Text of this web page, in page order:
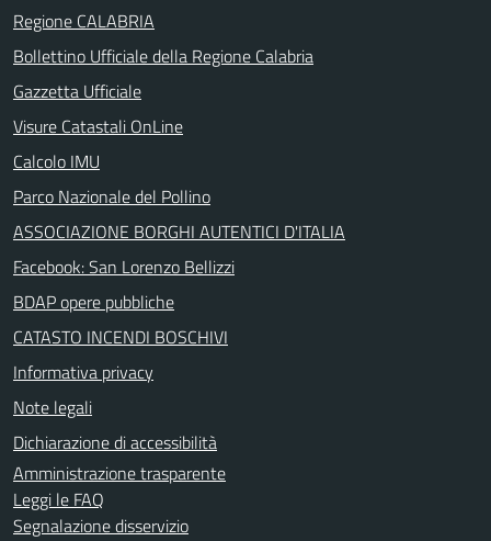
Regione CALABRIA
Bollettino Ufficiale della Regione Calabria
Gazzetta Ufficiale
Visure Catastali OnLine
Calcolo IMU
Parco Nazionale del Pollino
ASSOCIAZIONE BORGHI AUTENTICI D'ITALIA
Facebook: San Lorenzo Bellizzi
BDAP opere pubbliche
CATASTO INCENDI BOSCHIVI
Informativa privacy
Note legali
Dichiarazione di accessibilità
Amministrazione trasparente
Leggi le FAQ
Segnalazione disservizio